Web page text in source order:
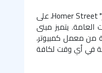
Homer Street، على
العامة. يتميز مبنى
من معمل كمبيوتر،
في أي وقت لكافة